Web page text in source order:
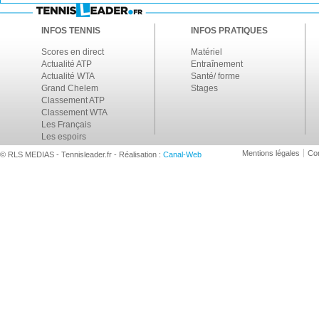
INFOS TENNIS
Scores en direct
Actualité ATP
Actualité WTA
Grand Chelem
Classement ATP
Classement WTA
Les Français
Les espoirs
INFOS PRATIQUES
Matériel
Entraînement
Santé/ forme
Stages
© RLS MEDIAS - Tennisleader.fr - Réalisation : Canal-Web Mentions légales